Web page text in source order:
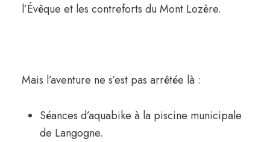
l’Évêque et les contreforts du Mont Lozère.
Mais l’aventure ne s’est pas arrêtée là :
Séances d’aquabike à la piscine municipale
de Langogne.